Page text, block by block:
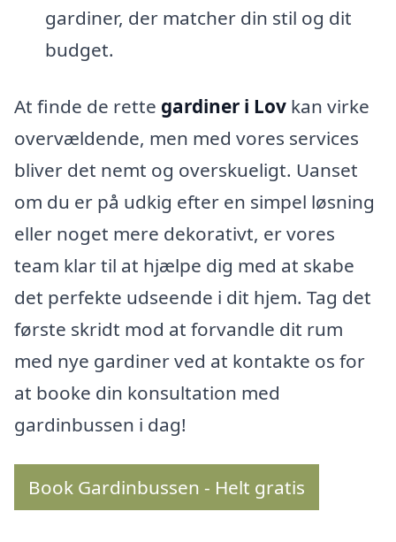
gardiner, der matcher din stil og dit
budget.
At finde de rette gardiner i Lov kan virke
overvældende, men med vores services
bliver det nemt og overskueligt. Uanset
om du er på udkig efter en simpel løsning
eller noget mere dekorativt, er vores
team klar til at hjælpe dig med at skabe
det perfekte udseende i dit hjem. Tag det
første skridt mod at forvandle dit rum
med nye gardiner ved at kontakte os for
at booke din konsultation med
gardinbussen i dag!
Book Gardinbussen - Helt gratis